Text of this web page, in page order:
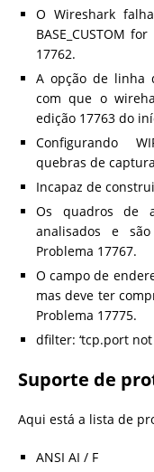
O Wireshark
BASE_CUSTOM
17762.
A opção de linha
com que o
edição 17763 do
Configurando
quebras de
Incapaz de
Os quadros de
analisados ​​e
Problema 17767.
O campo de
mas deve ter
Problema 17775.
dfilter: ‘tcp.port
Suporte de
Aqui está a lista de
ANSI AI / F